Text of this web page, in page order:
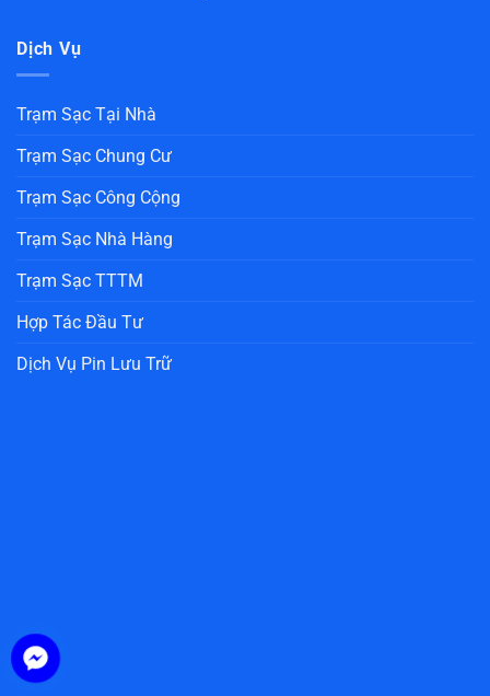
Dịch Vụ
Trạm Sạc Tại Nhà
Trạm Sạc Chung Cư
Trạm Sạc Công Cộng
Trạm Sạc Nhà Hàng
Trạm Sạc TTTM
Hợp Tác Đầu Tư
Dịch Vụ Pin Lưu Trữ